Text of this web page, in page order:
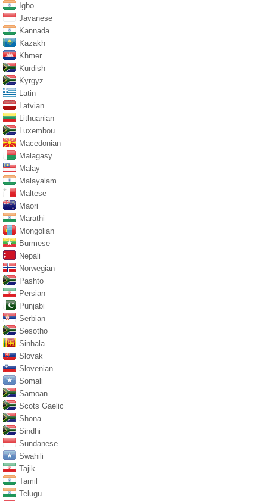
Igbo
Javanese
Kannada
Kazakh
Khmer
Kurdish
Kyrgyz
Latin
Latvian
Lithuanian
Luxembou..
Macedonian
Malagasy
Malay
Malayalam
Maltese
Maori
Marathi
Mongolian
Burmese
Nepali
Norwegian
Pashto
Persian
Punjabi
Serbian
Sesotho
Sinhala
Slovak
Slovenian
Somali
Samoan
Scots Gaelic
Shona
Sindhi
Sundanese
Swahili
Tajik
Tamil
Telugu